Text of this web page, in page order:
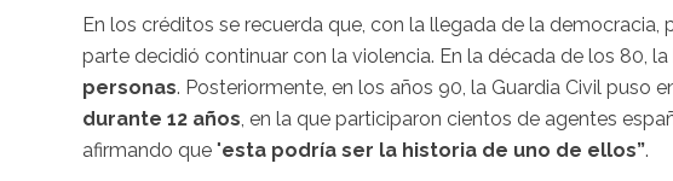
En los créditos se recuerda que, con la llegada de la
parte decidió continuar con la violencia. En la década de los 80,
personas. Posteriormente, en los años 90, la Guardia Civil puso
durante 12 años , en la que participaron cientos de agentes
afirmando que "esta podría ser la historia de uno de ellos”.